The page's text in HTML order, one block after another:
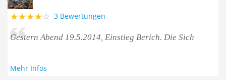
3 Bewertungen
Gestern Abend 19.5.2014, Einstieg Berich. Die Sich
Mehr Infos